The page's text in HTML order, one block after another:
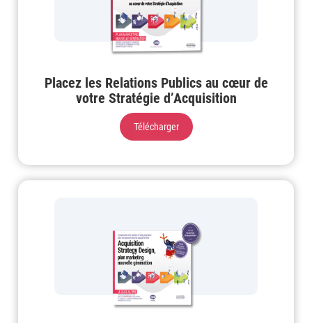
Placez les Relations Publics au cœur de
votre Stratégie d’Acquisition
Télécharger